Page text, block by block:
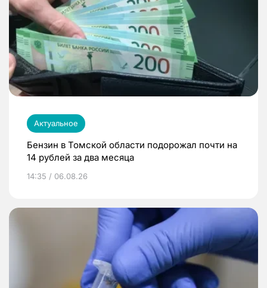
Актуальное
Бензин в Томской области подорожал почти на
14 рублей за два месяца
14:35 / 06.08.26